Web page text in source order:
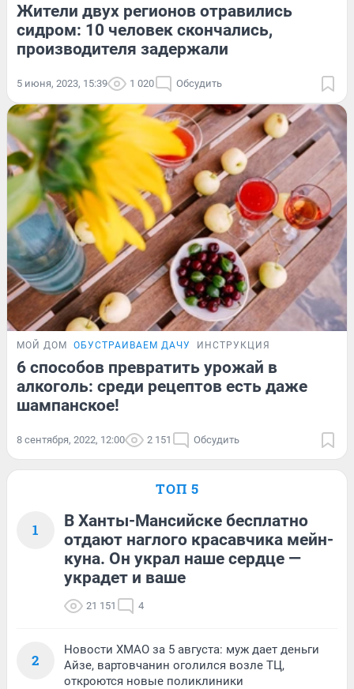
Жители двух регионов отравились
сидром: 10 человек скончались,
производителя задержали
5 июня, 2023, 15:39 1 020 Обсудить
МОЙ ДОМ ОБУСТРАИВАЕМ ДАЧУ ИНСТРУКЦИЯ
6 способов превратить урожай в
алкоголь: среди рецептов есть даже
шампанское!
8 сентября, 2022, 12:00 2 151 Обсудить
ТОП 5
1
В Ханты-Мансийске бесплатно
отдают наглого красавчика мейн-
куна. Он украл наше сердце —
украдет и ваше
21 151 4
2
Новости ХМАО за 5 августа: муж дает деньги
Айзе, вартовчанин оголился возле ТЦ,
откроются новые поликлиники